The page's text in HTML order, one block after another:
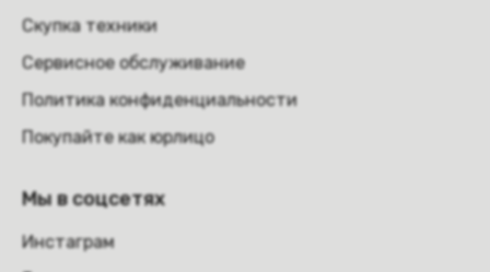
Скупка техники
Сервисное обслуживание
Политика конфиденциальности
Покупайте как юрлицо
Мы в соцсетях
Инстаграм